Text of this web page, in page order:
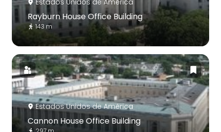
Rayburn House Office Building
143 m
Estados Unidos de América
Cannon House Office Building